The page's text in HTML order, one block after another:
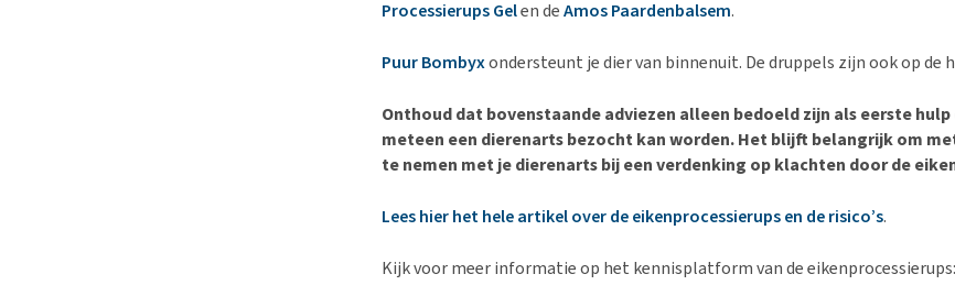
Processierups Gelen deAmos Paardenbalsem.
Puur Bombyxondersteunt je dier van binnenuit. De druppels zijn ook op de
Onthoud dat bovenstaande adviezen alleen bedoeld zijn als eerste
meteen een dierenarts bezocht kan worden. Het blijft belangrijk om
te nemen met je dierenarts bij een verdenking op klachten door de
Lees hier het hele artikel over de eikenprocessierups en de risico’s.
Kijk voor meer informatie op het kennisplatform van de